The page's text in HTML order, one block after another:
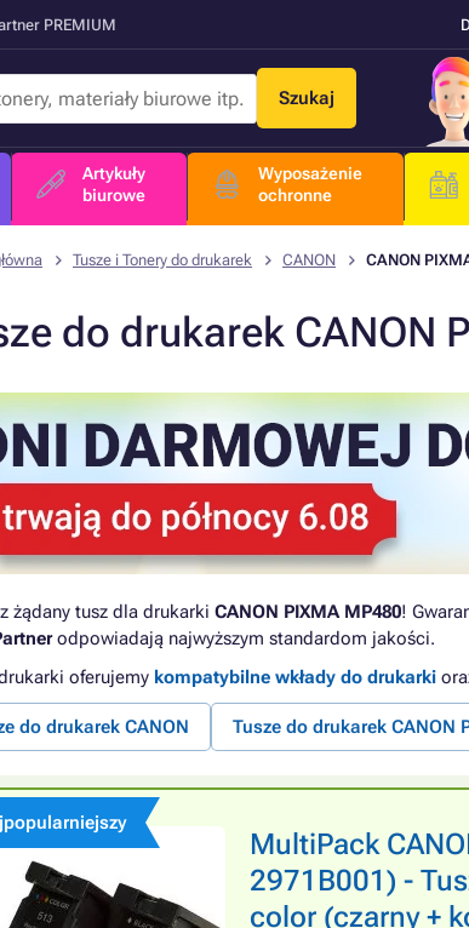
PREMIUM
Szukaj
Artykuły
biurowe
Wyposażenie
ochronne
Tusze i Tonery do drukarek CANON CANON
do drukarek CANON
żądany tusz dla drukarki CANON PIXMA MP480!
odpowiadają najwyższym standardom jakości.
oferujemy kompatybilne wkłady do drukarki
do drukarek CANON Tusze do drukarek CANON
MultiPack
2971B001) -
color (czarny +